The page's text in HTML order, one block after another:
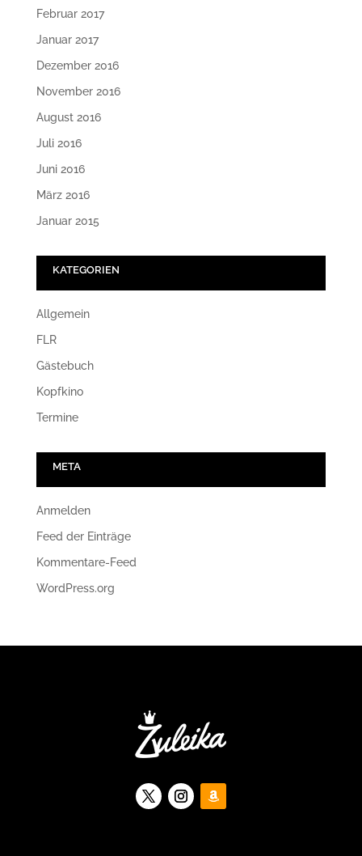
Februar 2017
Januar 2017
Dezember 2016
November 2016
August 2016
Juli 2016
Juni 2016
März 2016
Januar 2015
KATEGORIEN
Allgemein
FLR
Gästebuch
Kopfkino
Termine
META
Anmelden
Feed der Einträge
Kommentare-Feed
WordPress.org